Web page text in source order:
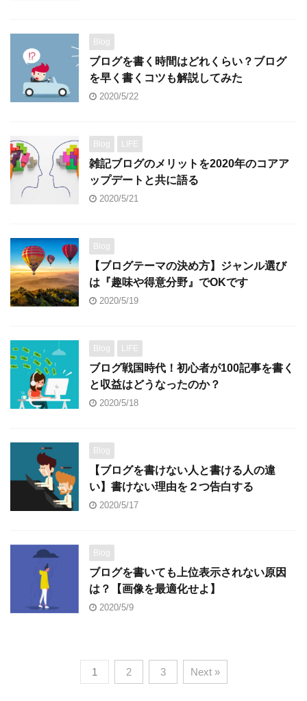
Blog
ブログを書く時間はどれくらい？ブログ
を早く書くコツも解説してみた
2020/5/22
Blog LIFE
雑記ブログのメリットを2020年のコアア
ップデートと共に語る
2020/5/21
Blog
【ブログテーマの決め方】ジャンル選び
は『趣味や得意分野』でOKです
2020/5/19
Blog LIFE
ブログ戦国時代！初心者が100記事を書く
と収益はどうなったのか？
2020/5/18
Blog
【ブログを書けない人と書ける人の違
い】書けない理由を２つ告白する
2020/5/17
Blog
ブログを書いても上位表示されない原因
は？【画像を最適化せよ】
2020/5/9
1 2 3 Next »